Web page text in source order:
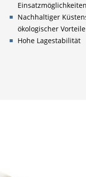
Einsatzmöglichkeiten
Nachhaltiger
ökologischer Vorteile
Hohe Lagestabilität